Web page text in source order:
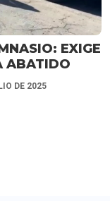
EXIGE
ABATIDO
DE 2025